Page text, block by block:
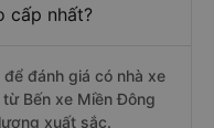
cấp nhất?
đánh giá có nhà xe
từ Bến xe Miền Đông
xuất sắc.